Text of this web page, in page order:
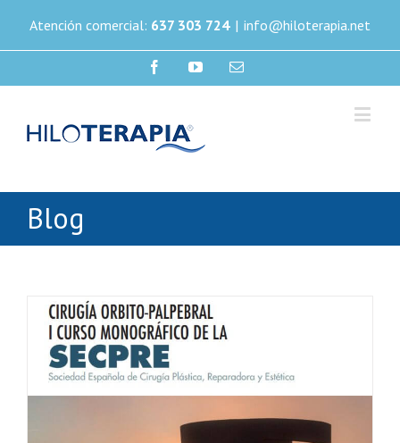
Atención comercial: 637 303 724 | info@hiloterapia.net
Blog